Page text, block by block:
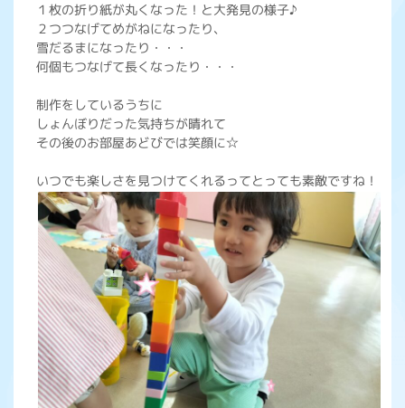
１枚の折り紙が丸くなった！と大発見の様子♪
２つつなげてめがねになったり、
雪だるまになったり・・・
何個もつなげて長くなったり・・・
制作をしているうちに
しょんぼりだった気持ちが晴れて
その後のお部屋あどびでは笑顔に☆
いつでも楽しさを見つけてくれるってとっても素敵ですね！